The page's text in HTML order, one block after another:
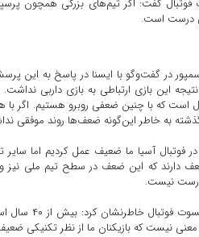
گفت: اگر تیم‌های بزرگی همچون
درست است.
در گفت‌وگو با ایسنا در پاسخ به این
نتیجه این بازی ارتباطی به بازی داربی
است که با چنین ضعفی روبرو هستیم. اگر
به خاطر این‌گونه ضعف‌ها روند موفقی
فوتبال آسیا ما ضعیف عمل کردیم اما سایر
دارند که این ضعف در سطح تیم ملی نیز
نیست.
این
نیست که بازیکنان ما از نظر تکنیکی